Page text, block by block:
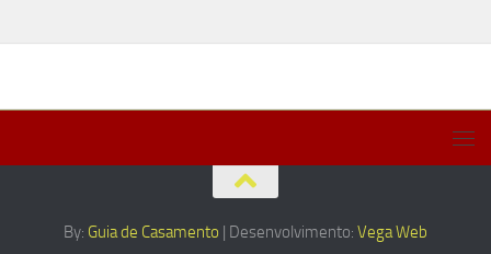
By: Guia de Casamento | Desenvolvimento: Vega Web